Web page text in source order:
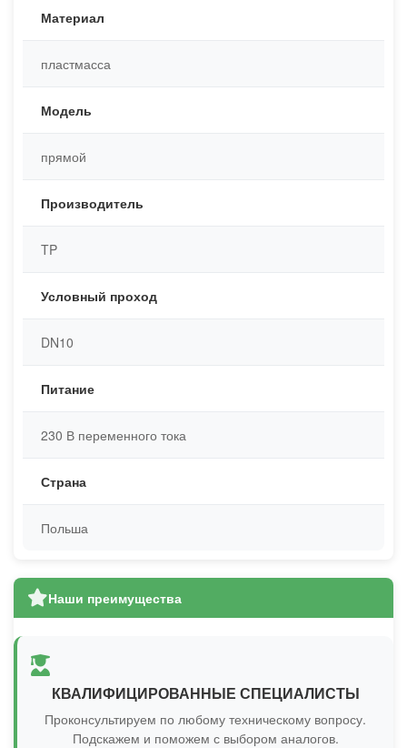
Материал
пластмасса
Модель
прямой
Производитель
TP
Условный проход
DN10
Питание
230 В переменного тока
Страна
Польша
Наши преимущества
КВАЛИФИЦИРОВАННЫЕ СПЕЦИАЛИСТЫ
Проконсультируем по любому техническому вопросу.
Подскажем и поможем с выбором аналогов.